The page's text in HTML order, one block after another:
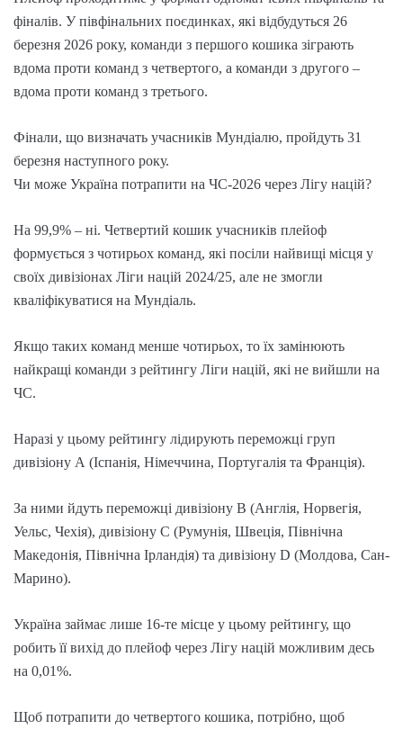
фіналів. У півфінальних поєдинках, які відбудуться 26
березня 2026 року, команди з першого кошика зіграють
вдома проти команд з четвертого, а команди з другого –
вдома проти команд з третього.
Фінали, що визначать учасників Мундіалю, пройдуть 31
березня наступного року.
Чи може Україна потрапити на ЧС-2026 через Лігу націй?
На 99,9% – ні. Четвертий кошик учасників плейоф
формується з чотирьох команд, які посіли найвищі місця у
своїх дивізіонах Ліги націй 2024/25, але не змогли
кваліфікуватися на Мундіаль.
Якщо таких команд менше чотирьох, то їх замінюють
найкращі команди з рейтингу Ліги націй, які не вийшли на
ЧС.
Наразі у цьому рейтингу лідирують переможці груп
дивізіону А (Іспанія, Німеччина, Португалія та Франція).
За ними йдуть переможці дивізіону В (Англія, Норвегія,
Уельс, Чехія), дивізіону С (Румунія, Швеція, Північна
Македонія, Північна Ірландія) та дивізіону D (Молдова, Сан-
Марино).
Україна займає лише 16-те місце у цьому рейтингу, що
робить її вихід до плейоф через Лігу націй можливим десь
на 0,01%.
Щоб потрапити до четвертого кошика, потрібно, щоб